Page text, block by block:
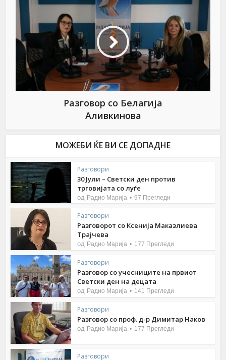
Разговор со Белагија
Аливкинова
МОЖЕБИ ЌЕ ВИ СЕ ДОПАДНЕ
Разговори
30 Јули – Светски ден против
трговијата со луѓе
од Радио Марија 97 Прегледи
Разговори
Разговорот со Ксенија Маказлиева
Трајчева
од Радио Марија 177 Прегледи
Разговори
Разговор со учесниците на првиот
Светски ден на децата
од Радио Марија 141 Прегледи
Разговори
Разговор со проф. д-р Димитар Наков
од Радио Марија 177 Прегледи
Разговори